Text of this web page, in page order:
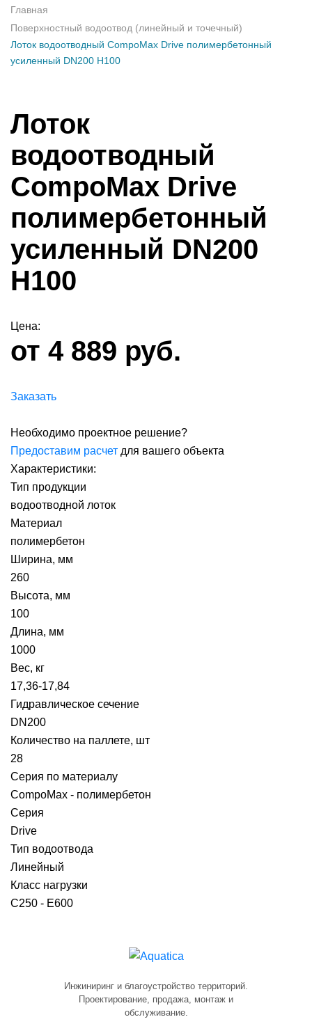
Главная
Поверхностный водоотвод (линейный и точечный)
Лоток водоотводный CompoMax Drive полимербетонный
усиленный DN200 H100
Лоток
водоотводный
CompoMax Drive
полимербетонный
усиленный DN200
H100
Цена:
от 4 889 руб.
Заказать
Необходимо проектное решение?
Предоставим расчет для вашего объекта
Характеристики:
Тип продукции
водоотводной лоток
Материал
полимербетон
Ширина, мм
260
Высота, мм
100
Длина, мм
1000
Вес, кг
17,36-17,84
Гидравлическое сечение
DN200
Количество на паллете, шт
28
Серия по материалу
CompoMax - полимербетон
Серия
Drive
Тип водоотвода
Линейный
Класс нагрузки
C250 - E600
Инжиниринг и благоустройство территорий.
Проектирование, продажа, монтаж и
обслуживание.